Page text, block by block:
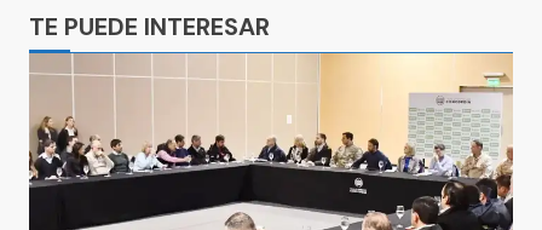
TE PUEDE INTERESAR